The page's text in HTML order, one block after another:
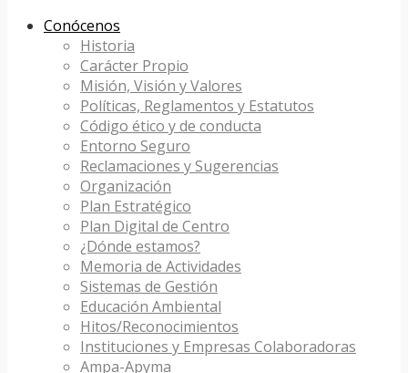
Conócenos
Historia
Carácter Propio
Misión, Visión y Valores
Políticas, Reglamentos y Estatutos
Código ético y de conducta
Entorno Seguro
Reclamaciones y Sugerencias
Organización
Plan Estratégico
Plan Digital de Centro
¿Dónde estamos?
Memoria de Actividades
Sistemas de Gestión
Educación Ambiental
Hitos/Reconocimientos
Instituciones y Empresas Colaboradoras
Ampa-Apyma